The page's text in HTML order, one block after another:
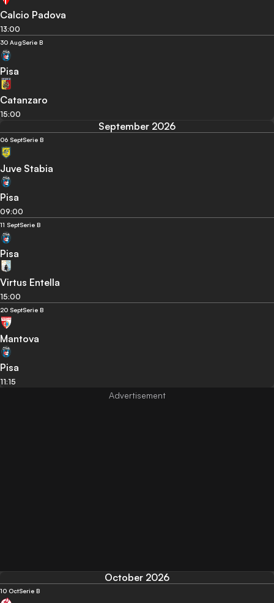
Calcio Padova
13:00
30 AugSerie B
Pisa
Catanzaro
15:00
September 2026
06 SeptSerie B
Juve Stabia
Pisa
09:00
11 SeptSerie B
Pisa
Virtus Entella
15:00
20 SeptSerie B
Mantova
Pisa
11:15
October 2026
10 OctSerie B